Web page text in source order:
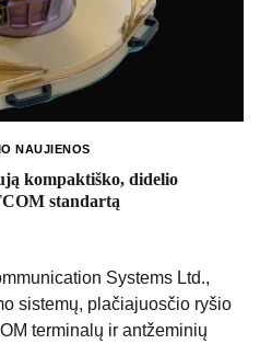
NAUJIENOS
kompaktiško, didelio
standartą
Systems Ltd.,
sistemų, plačiajuosčio ryšio
terminalų ir antžeminių